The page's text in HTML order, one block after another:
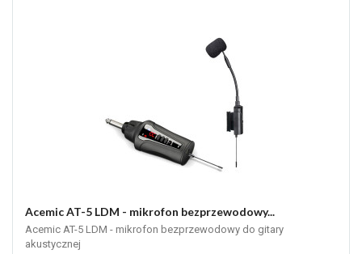
Acemic AT-5 LDM - mikrofon bezprzewodowy...
Acemic AT-5 LDM - mikrofon bezprzewodowy do gitary
akustycznej